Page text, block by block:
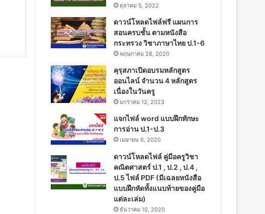
ตุลาคม 5, 2022
ดาวน์โหลดไฟล์ฟรี แผนการ
สอนครบชั้น ตามหนังสือ
กระทรวง วิชาภาษาไทย ป.1-6
พฤษภาคม 28, 2020
คุรุสภาเปิดอบรมหลักสูตร
ออนไลน์ จำนวน 4 หลักสูตร
เนื่องในวันครู
มกราคม 12, 2023
แจกไฟล์ word แบบฝึกทักษะ
การอ่าน ป.1-ป.3
เมษายน 6, 2020
ดาวน์โหลดไฟล์ คู่มือครูวิชา
คณิตศาสตร์ ป.1 , ป.2 , ป.4 ,
ป.5 ไฟล์ PDF (มีเฉลยหนังสือ
แบบฝึกหัดทั้งแนบท้ายของคู่มือ
แต่ละเล่ม)
ธันวาคม 10, 2020